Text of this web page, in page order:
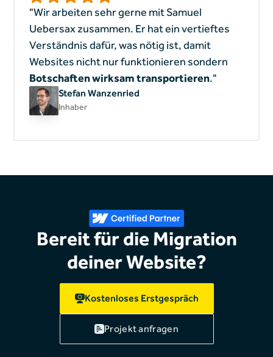
"Wir arbeiten sehr gerne mit Samuel
Uebersax zusammen. Er hat ein vertieftes
Verständnis dafür, was nötig ist, damit
Websites nicht nur funktionieren sondern
Botschaften wirksam transportieren."
Stefan Wanzenried
Inhaber
Bereit für die Migration
deiner Website?
Kostenloses Erstgespräch
Projekt anfragen